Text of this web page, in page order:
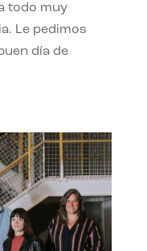
todo muy
Le pedimos
día de